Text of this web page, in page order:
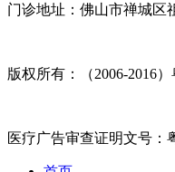
门诊地址：佛山市禅城区
版权所有：（2006-2016
医疗广告审查证明文号：